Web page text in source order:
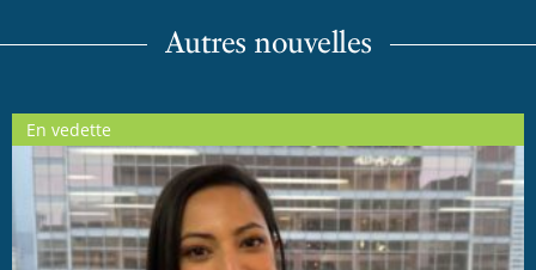
Autres nouvelles
En vedette